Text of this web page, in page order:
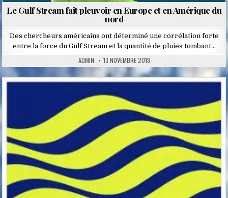
Le Gulf Stream fait pleuvoir en Europe et en Amérique du
nord
Des chercheurs américains ont déterminé une corrélation forte
entre la force du Gulf Stream et la quantité de pluies tombant…
ADMIN 13 NOVEMBRE 2018
Posted
in